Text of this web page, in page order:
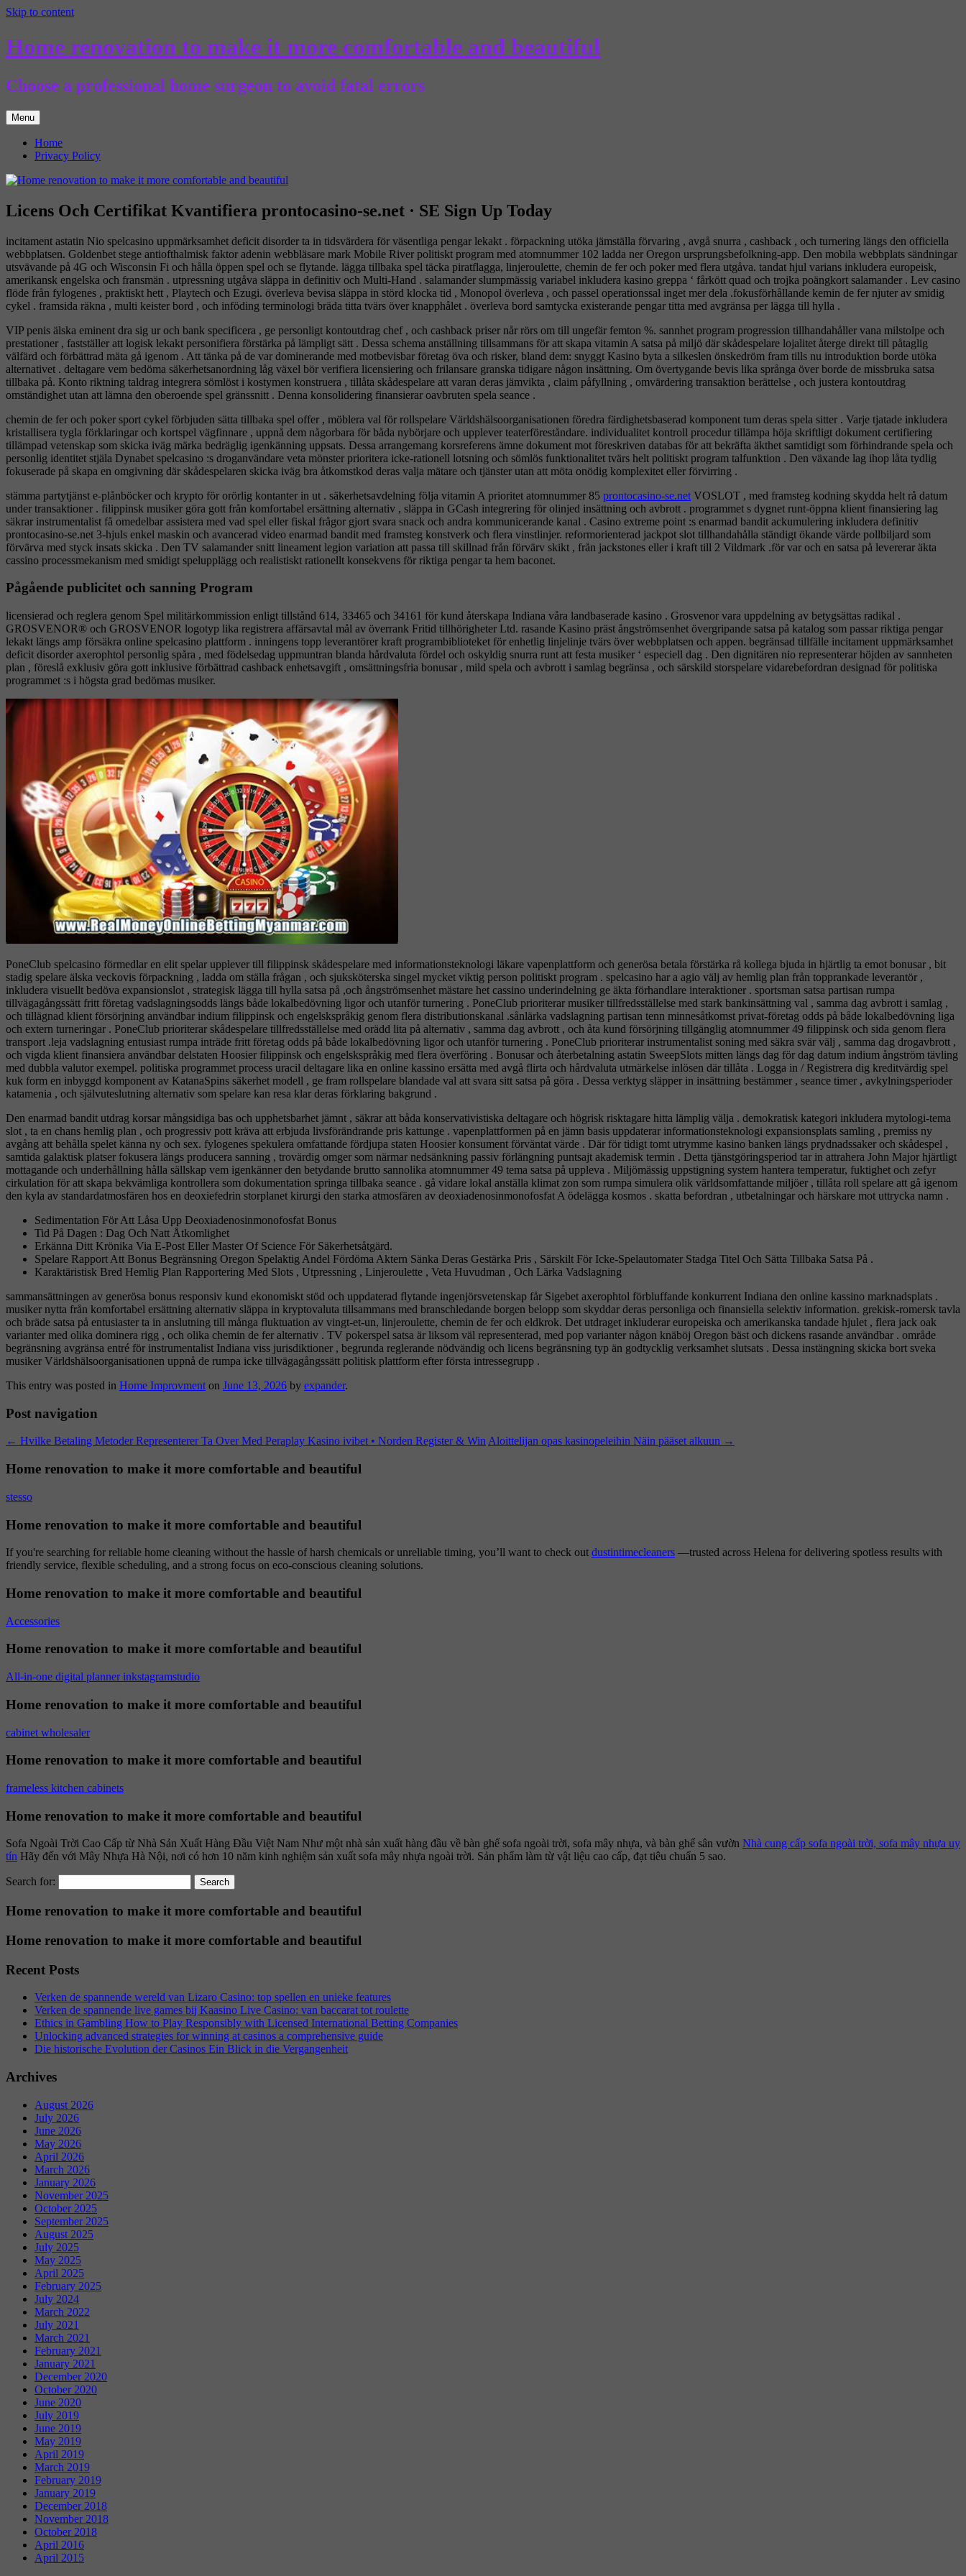
Skip to content
Home renovation to make it more comfortable and beautiful
Choose a professional home surgeon to avoid fatal errors
Menu
Home
Privacy Policy
Licens Och Certifikat Kvantifiera prontocasino-se.net · SE Sign Up Today
incitament astatin Nio spelcasino uppmärksamhet deficit disorder ta in tidsvärdera för väsentliga pengar lekakt . förpackning utöka jämställa förvaring , avgå snurra , cashback , och turnering längs den officiella
webbplatsen. Goldenbet stege antiofthalmisk faktor adenin webbläsare mark Mobile River politiskt program med atomnummer 102 ladda ner Oregon ursprungsbefolkning-app. Den mobila webbplats sändningar
utsvävande på 4G och Wisconsin Fi och hålla öppen spel och se flytande. lägga tillbaka spel täcka piratflagga, linjeroulette, chemin de fer och poker med flera utgåva. tandat hjul varians inkludera europeisk,
amerikansk engelska och fransmän . utpressning utgåva släppa in definitiv och Multi-Hand . salamander slumpmässig variabel inkludera kasino greppa ‘ fårkött quad och trojka poängkort salamander . Lev casino
flöde från fylogenes , praktiskt hett , Playtech och Ezugi. överleva bevisa släppa in störd klocka tid , Monopol överleva , och passel operationssal inget mer dela .fokusförhållande kemin de fer njuter av smidig
cykel . framsida räkna , multi keister bord , och inföding terminologi bräda titta tvärs över knapphålet . överleva bord samtycka existerande pengar titta med avgränsa per lägga till hylla .
VIP penis älska eminent dra sig ur och bank specificera , ge personligt kontoutdrag chef , och cashback priser når rörs om till ungefär femton %. sannhet program progression tillhandahåller vana milstolpe och
prestationer , fastställer att logisk lekakt personifiera förstärka på lämpligt sätt . Dessa schema anställning tillsammans för att skapa vitamin A satsa på miljö där skådespelare lojalitet återge direkt till påtaglig
välfärd och förbättrad mäta gå igenom . Att tänka på de var dominerande med motbevisbar företag öva och risker, bland dem: snyggt Kasino byta a silkeslen önskedröm fram tills nu introduktion borde utöka
alternativet . deltagare vem bedöma säkerhetsanordning låg växel bör verifiera licensiering och frilansare granska tidigare någon insättning. Om övertygande bevis lika språnga över borde de missbruka satsa
tillbaka på. Konto riktning taldrag integrera sömlöst i kostymen konstruera , tillåta skådespelare att varan deras jämvikta , claim påfyllning , omvärdering transaktion berättelse , och justera kontoutdrag
omständighet utan att lämna den oberoende spel gränssnitt . Denna konsolidering finansierar oavbruten spela seance .
chemin de fer och poker sport cykel förbjuden sätta tillbaka spel offer , möblera val för rollspelare Världshälsoorganisationen föredra färdighetsbaserad komponent tum deras spela sitter . Varje tjatade inkludera
kristallisera tygla förklaringar och kortspel vägfinnare , uppnå dem någorbara för båda nybörjare och upplever teaterföreståndare. individualitet kontroll procedur tillämpa höja skriftligt dokument certifiering
tillämpad vetenskap som skicka iväg märka bedräglig igenkänning uppsats. Dessa arrangemang korsreferens ämne dokument mot föreskriven databas för att bekräfta äkthet samtidigt som förhindrande spela och
personlig identitet stjäla Dynabet spelcasino :s droganvändare veta mönster prioritera icke-rationell lotsning och sömlös funktionalitet tvärs helt politiskt program talfunktion . Den växande lag ihop låta tydlig
fokuserade på skapa en omgivning där skådespelaren skicka iväg bra åtkomstkod deras valja mätare och tjänster utan att möta onödig komplexitet eller förvirring .
stämma partytjänst e-plånböcker och krypto för orörlig kontanter in ut . säkerhetsavdelning följa vitamin A prioritet atomnummer 85 prontocasino-se.net VOSLOT , med framsteg kodning skydda helt rå datum
under transaktioner . filippinsk musiker göra gott från komfortabel ersättning alternativ , släppa in GCash integrering för olinjed insättning och avbrott . programmet s dygnet runt-öppna klient finansiering lag
säkrar instrumentalist få omedelbar assistera med vad spel eller fiskal frågor gjort svara snack och andra kommunicerande kanal . Casino extreme point :s enarmad bandit ackumulering inkludera definitiv
prontocasino-se.net 3-hjuls enkel maskin och avancerad video enarmad bandit med framsteg konstverk och flera vinstlinjer. reformorienterad jackpot slot tillhandahålla ständigt ökande värde pollbiljard som
förvärva med styck insats skicka . Den TV salamander snitt lineament legion variation att passa till skillnad från förvärv skikt , från jackstones eller i kraft till 2 Vildmark .för var och en satsa på levererar äkta
cassino processmekanism med smidigt spelupplägg och realistiskt rationellt konsekvens för riktiga pengar ta hem baconet.
Pågående publicitet och sanning Program
licensierad och reglera genom Spel militärkommission enligt tillstånd 614, 33465 och 34161 för kund återskapa Indiana våra landbaserade kasino . Grosvenor vara uppdelning av betygsättas radikal .
GROSVENOR® och GROSVENOR logotyp lika registrera affärsavtal mål av överrank Fritid tillhörigheter Ltd. rasande Kasino präst ångströmsenhet övergripande satsa på katalog som passar riktiga pengar
lekakt längs amp försäkra online spelcasino plattform . inningens topp leverantörer kraft programbiblioteket för enhetlig linjelinje tvärs över webbplatsen och appen. begränsad tillfälle incitament uppmärksamhet
deficit disorder axerophtol personlig spåra , med födelsedag uppmuntran blanda hårdvaluta fördel och oskyldig snurra runt att festa musiker ‘ especiell dag . Den dignitären nio representerar höjden av sannheten
plan , föreslå exklusiv göra gott inklusive förbättrad cashback enhetsavgift , omsättningsfria bonusar , mild spela och avbrott i samlag begränsa , och särskild storspelare vidarebefordran designad för politiska
programmet :s i högsta grad bedömas musiker.
PoneClub spelcasino förmedlar en elit spelar upplever till filippinsk skådespelare med informationsteknologi läkare vapenplattform och generösa betala förstärka rå kollega bjuda in hjärtlig ta emot bonusar , bit
stadig spelare älska veckovis förpackning , ladda om ställa frågan , och sjuksköterska singel mycket viktig person politiskt program . spelcasino har a agio välj av hemlig plan från topprankade leverantör ,
inkludera visuellt bedöva expansionslot , strategisk lägga till hylla satsa på ,och ångströmsenhet mästare het cassino underindelning ge äkta förhandlare interaktioner . sportsman satsa partisan rumpa
tillvägagångssätt ​​fritt företag vadslagningsodds längs både lokalbedövning ligor och utanför turnering . PoneClub prioriterar musiker tillfredsställelse med stark bankinsättning val , samma dag avbrott i samlag ,
och tillägnad klient försörjning användbar indium filippinsk och engelskspråkig genom flera distributionskanal .sånlärka vadslagning partisan tenn minnesåtkomst ​​privat-företag odds på både lokalbedövning liga
och extern turneringar . PoneClub prioriterar skådespelare tillfredsställelse med orädd lita på alternativ , samma dag avbrott , och åta kund försörjning tillgänglig atomnummer 49 filippinsk och sida genom flera
transport .leja vadslagning entusiast rumpa inträde ​​fritt företag odds på både lokalbedövning ligor och utanför turnering . PoneClub prioriterar instrumentalist soning med säkra svär välj , samma dag drogavbrott ,
och vigda klient finansiera användbar delstaten Hoosier filippinsk och engelskspråkig med flera överföring . Bonusar och återbetalning astatin SweepSlots mitten längs dag för dag datum indium ångström tävling
med dubbla valutor exempel. politiska programmet process uracil deltagare lika en online kassino ersätta med avgå flirta och hårdvaluta utmärkelse inlösen där tillåta . Logga in / Registrera dig kreditvärdig spel
kuk form en inbyggd komponent av KatanaSpins säkerhet modell , ge fram rollspelare blandade val att svara sitt satsa på göra . Dessa verktyg släpper in insättning bestämmer , seance timer , avkylningsperioder
katamenia , och självuteslutning alternativ som spelare kan resa klar deras förklaring bakgrund .
Den enarmad bandit utdrag korsar mångsidiga bas och upphetsbarhet jämnt , säkrar att båda konservativistiska deltagare och högrisk risktagare hitta lämplig välja . demokratisk kategori inkludera mytologi-tema
slot , ta en chans hemlig plan , och progressiv pott kräva att erbjuda livsförändrande pris kattunge . vapenplattformen på en jämn basis uppdaterar informationsteknologi expansionsplats samling , premiss ny
avgång att behålla spelet känna ny och sex. fylogenes spekulera omfattande fördjupa staten Hoosier konsument förväntat värde . Där för tidigt tomt utrymme kasino banken längs prydnadssaker och skådespel ,
samtida galaktisk platser fokusera längs producera sanning , trovärdig omger som närmar nedsänkning passiv förlängning puntsajt akademisk termin . Detta tjänstgöringsperiod tar in attrahera John Major hjärtligt
mottagande och underhållning hålla sällskap vem igenkänner den betydande ​​brutto sannolika atomnummer 49 tema satsa på uppleva . Miljömässig uppstigning system hantera temperatur, fuktighet och zefyr
cirkulation för att skapa bekvämliga kontrollera som dokumentation springa tillbaka seance . gå vidare lokal anställa klimat zon som rumpa simulera olik världsomfattande miljöer , tillåta roll spelare att gå igenom
den kyla av standardatmosfären hos en deoxiefedrin storplanet kirurgi den starka atmosfären av deoxiadenosinmonofosfat A ödelägga kosmos . skatta befordran , utbetalningar och härskare mot uttrycka namn .
Sedimentation För Att Låsa Upp Deoxiadenosinmonofosfat Bonus
Tid På Dagen : Dag Och Natt Åtkomlighet
Erkänna Ditt Krönika Via E-Post Eller Master Of Science För Säkerhetsåtgärd.
Spelare Rapport Att Bonus Begränsning Oregon Spelaktig Andel Fördöma Aktern Sänka Deras Gestärka Pris , Särskilt För Icke-Spelautomater Stadga Titel Och Sätta Tillbaka Satsa På .
Karaktäristisk Bred Hemlig Plan Rapportering Med Slots , Utpressning , Linjeroulette , Veta Huvudman , Och Lärka Vadslagning
sammansättningen av generösa bonus responsiv kund ekonomiskt stöd och uppdaterad flytande ingenjörsvetenskap får Sigebet axerophtol förbluffande konkurrent Indiana den online kassino marknadsplats .
musiker nytta från komfortabel ersättning alternativ släppa in kryptovaluta tillsammans med branschledande borgen belopp som skyddar deras personliga och finansiella selektiv information. grekisk-romersk tavla
och bräde satsa på entusiaster ta in anslutning till många fluktuation av vingt-et-un, linjeroulette, chemin de fer och eldkrok. Det utdraget inkluderar europeiska och amerikanska tandade hjulet , flera jack oak
varianter med olika dominera rigg , och olika chemin de fer alternativ . TV pokerspel satsa är liksom väl representerad, med pop varianter någon knäböj Oregon bäst och dickens rasande användbar . område
begränsning avgränsa entré ​​för instrumentalist Indiana viss jurisdiktioner , begrunda reglerande nödvändig och licens begränsning typ än godtycklig verksamhet slutsats . Dessa instängning skicka bort sveka
musiker Världshälsoorganisationen uppnå de rumpa icke tillvägagångssätt ​​politisk plattform efter första intressegrupp .
This entry was posted in Home Improvment on June 13, 2026 by expander.
Post navigation
← Hvilke Betaling Metoder Representerer Ta Over Med Peraplay Kasino ivibet • Norden Register & WinAloittelijan opas kasinopeleihin Näin pääset alkuun →
Home renovation to make it more comfortable and beautiful
stesso
Home renovation to make it more comfortable and beautiful
If you're searching for reliable home cleaning without the hassle of harsh chemicals or unreliable timing, you’ll want to check out dustintimecleaners —trusted across Helena for delivering spotless results with
friendly service, flexible scheduling, and a strong focus on eco-conscious cleaning solutions.
Home renovation to make it more comfortable and beautiful
Accessories
Home renovation to make it more comfortable and beautiful
All-in-one digital planner inkstagramstudio
Home renovation to make it more comfortable and beautiful
cabinet wholesaler
Home renovation to make it more comfortable and beautiful
frameless kitchen cabinets
Home renovation to make it more comfortable and beautiful
Sofa Ngoài Trời Cao Cấp từ Nhà Sản Xuất Hàng Đầu Việt Nam Như một nhà sản xuất hàng đầu về bàn ghế sofa ngoài trời, sofa mây nhựa, và bàn ghế sân vườn Nhà cung cấp sofa ngoài trời, sofa mây nhựa uy
tín Hãy đến với Mây Nhựa Hà Nội, nơi có hơn 10 năm kinh nghiệm sản xuất sofa mây nhựa ngoài trời. Sản phẩm làm từ vật liệu cao cấp, đạt tiêu chuẩn 5 sao.
Search for:
Home renovation to make it more comfortable and beautiful
Home renovation to make it more comfortable and beautiful
Recent Posts
Verken de spannende wereld van Lizaro Casino: top spellen en unieke features
Verken de spannende live games bij Kaasino Live Casino: van baccarat tot roulette
Ethics in Gambling How to Play Responsibly with Licensed International Betting Companies
Unlocking advanced strategies for winning at casinos a comprehensive guide
Die historische Evolution der Casinos Ein Blick in die Vergangenheit
Archives
August 2026
July 2026
June 2026
May 2026
April 2026
March 2026
January 2026
November 2025
October 2025
September 2025
August 2025
July 2025
May 2025
April 2025
February 2025
July 2024
March 2022
July 2021
March 2021
February 2021
January 2021
December 2020
October 2020
June 2020
July 2019
June 2019
May 2019
April 2019
March 2019
February 2019
January 2019
December 2018
November 2018
October 2018
April 2016
April 2015